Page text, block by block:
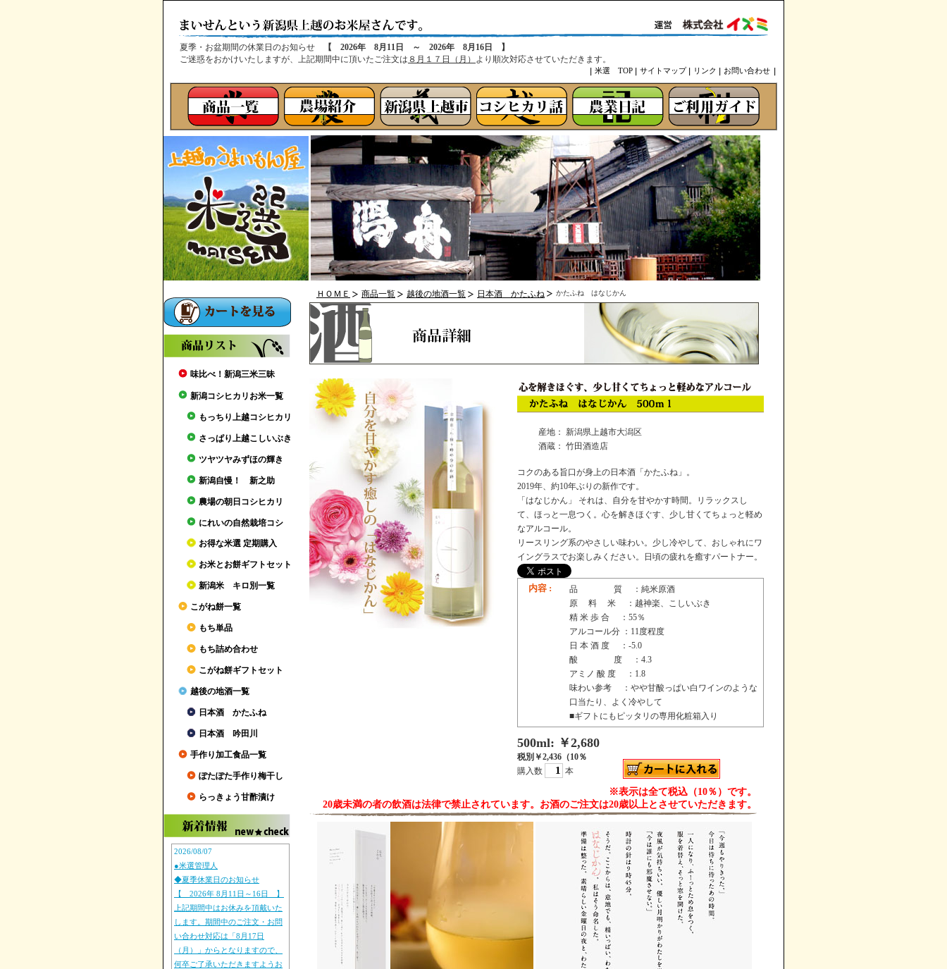
夏季・お盆期間の休業日のお知らせ
【 2026年 8月11日 ～ 2026年 8月16日 】
ご迷惑をおかけいたしますが、上記期間中に頂いたご注文は ８月１７日（月） より順次対応させていただきます。
米選 TOP サイトマップ リンク お問い合わせ
味比べ！新潟三米三昧
新潟コシヒカリお米一覧
もっちり上越コシヒカリ
さっぱり上越こしいぶき
ツヤツヤみずほの輝き
新潟自慢！ 新之助
農場の朝日コシヒカリ
にれいの自然栽培コシ
お得な米選 定期購入
お米とお餅ギフトセット
新潟米 キロ別一覧
こがね餅一覧
もち単品
もち詰め合わせ
こがね餅ギフトセット
越後の地酒一覧
日本酒 かたふね
日本酒 吟田川
手作り加工食品一覧
ぽたぽた手作り梅干し
らっきょう甘酢漬け
2026/08/07
●米選管理人
◆夏季休業日のお知らせ
【 2026年 8月11日～16日 】
上記期間中はお休みを頂戴いた
します。期間中のご注文・お問
い合わせ対応は「8月17日
（月）」からとなりますので、
何卒ご了承いただきますようお
ＨＯＭＥ 商品一覧 越後の地酒一覧 日本酒 かたふね かたふね はなじかん
産地： 新潟県上越市大潟区
酒蔵： 竹田酒造店
コクのある旨口が身上の日本酒「かたふね」。
2019年、約10年ぶりの新作です。
「はなじかん」 それは、自分を甘やかす時間。リラックスし
て、ほっと一息つく。心を解きほぐす、少し甘くてちょっと軽め
なアルコール。
リースリング系のやさしい味わい。少し冷やして、おしゃれにワ
イングラスでお楽しみください。日頃の疲れを癒すパートナー。
内容 :
品 質 ：純米原酒
原 料 米 ：越神楽、こしいぶき
精 米 歩 合 ：55％
アルコール分 ：11度程度
日 本 酒 度 ：-5.0
酸 度 ：4.3
アミノ 酸 度 ：1.8
味わい参考 ：やや甘酸っぱい白ワインのような
口当たり、よく冷やして
■ギフトにもピッタリの専用化粧箱入り
500ml: ￥2,680
税別￥2,436（10％
購入数
本
※表示は全て税込（10％）です。
20歳未満の者の飲酒は法律で禁止されています。お酒のご注文は20歳以上とさせていただきます。